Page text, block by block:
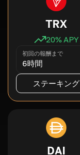
TRX
20% APY
初回の報酬まで
6時間
ステーキング
DAI